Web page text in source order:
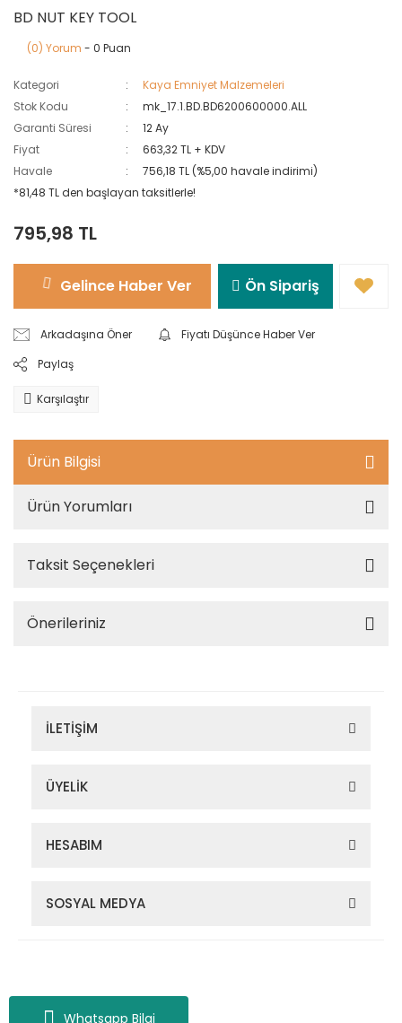
Whatsapp Bilgi
BD NUT KEY TOOL
(0) Yorum - 0 Puan
Kategori
Kaya Emniyet Malzemeleri
Stok Kodu
mk_17.1.BD.BD6200600000.ALL
Garanti Süresi
12 Ay
Fiyat
663,32 TL + KDV
Havale
756,18 TL (%5,00 havale indirimi)
*81,48 TL den başlayan taksitlerle!
795,98 TL
Gelince Haber Ver Ön Sipariş
Arkadaşına Öner
Fiyatı Düşünce Haber Ver
Paylaş
Karşılaştır
Ürün Bilgisi
Ürün Yorumları
Taksit Seçenekleri
Önerileriniz
İLETİŞİM
ÜYELİK
HESABIM
SOSYAL MEDYA